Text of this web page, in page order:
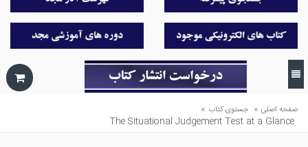
صفحه اصلی » جستوی کتاب »
The Situational Judgement Test at a Glance